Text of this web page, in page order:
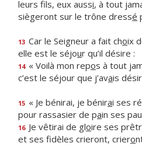
leurs fils, eux aussi, à tout
siègeront sur le trône dressé
13 Car le Seigneur a fait choix
elle est le séjour qu’il désire :
14 « Voilà mon repos à tout
c’est le séjour que j’avais
15 « Je bénirai, je bénirai ses
pour rassasier de pain ses
16 Je vêtirai de gloire ses
et ses fidèles crieront, criero